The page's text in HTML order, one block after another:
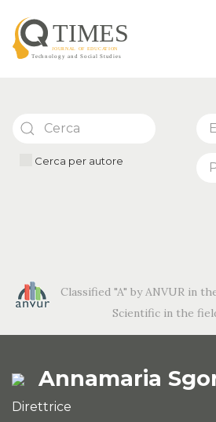
Cerca per autore
Classified "A" by ANVUR in
Scientific in the
Annamaria
Direttrice